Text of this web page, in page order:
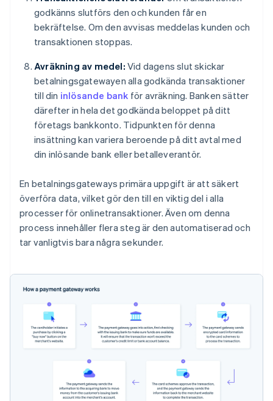
godkänns slutförs den och kunden får en
bekräftelse. Om den avvisas meddelas kunden och
transaktionen stoppas.
Avräkning av medel: Vid dagens slut skickar
betalningsgatewayen alla godkända transaktioner
till din inlösande bank för avräkning. Banken sätter
därefter in hela det godkända beloppet på ditt
företags bankkonto. Tidpunkten för denna
insättning kan variera beroende på ditt avtal med
din inlösande bank eller betalleverantör.
En betalningsgateways primära uppgift är att säkert
överföra data, vilket gör den till en viktig del i alla
processer för onlinetransaktioner. Även om denna
process innehåller flera steg är den automatiserad och
tar vanligtvis bara några sekunder.